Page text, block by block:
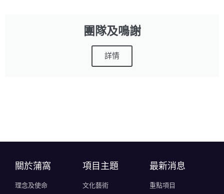
團隊及鳴謝
詳情
關於蒲窩​
理念及使命
項目主題
文化藝術
最新消息
重點項目